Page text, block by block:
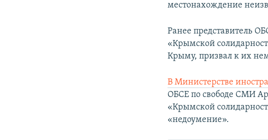
местонахождение
Ранее представитель
«Крымской
Крыму, призвал к их
В Министерстве
ОБСЕ по свободе СМИ
«Крымской
«недоумение».